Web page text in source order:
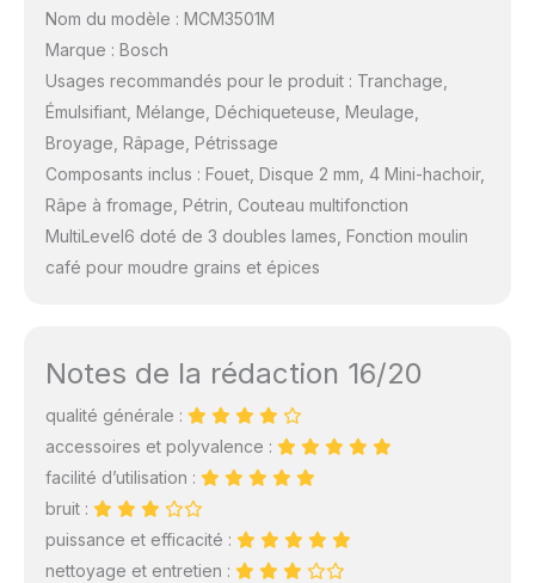
Nom du modèle : MCM3501M
Marque : Bosch
Usages recommandés pour le produit : Tranchage,
Émulsifiant, Mélange, Déchiqueteuse, Meulage,
Broyage, Râpage, Pétrissage
Composants inclus : Fouet, Disque 2 mm, 4 Mini-hachoir,
Râpe à fromage, Pétrin, Couteau multifonction
MultiLevel6 doté de 3 doubles lames, Fonction moulin
café pour moudre grains et épices
Notes de la rédaction 16/20
qualité générale :
accessoires et polyvalence :
facilité d’utilisation :
bruit :
puissance et efficacité :
nettoyage et entretien :